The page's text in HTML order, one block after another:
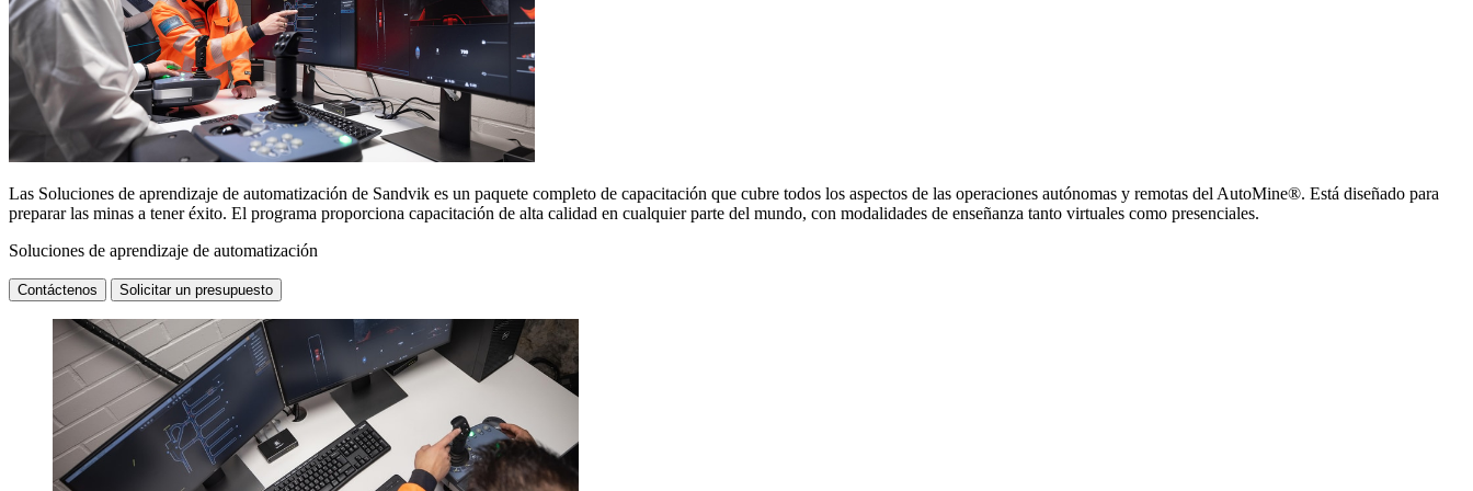
Las Soluciones de aprendizaje de automatización de Sandvik es un paquete completo de capacitación que cubre todos los aspectos de las operaciones autónomas y remotas del AutoMine®. Está diseñado para
preparar las minas a tener éxito. El programa proporciona capacitación de alta calidad en cualquier parte del mundo, con modalidades de enseñanza tanto virtuales como presenciales.
Soluciones de aprendizaje de automatización
Contáctenos Solicitar un presupuesto